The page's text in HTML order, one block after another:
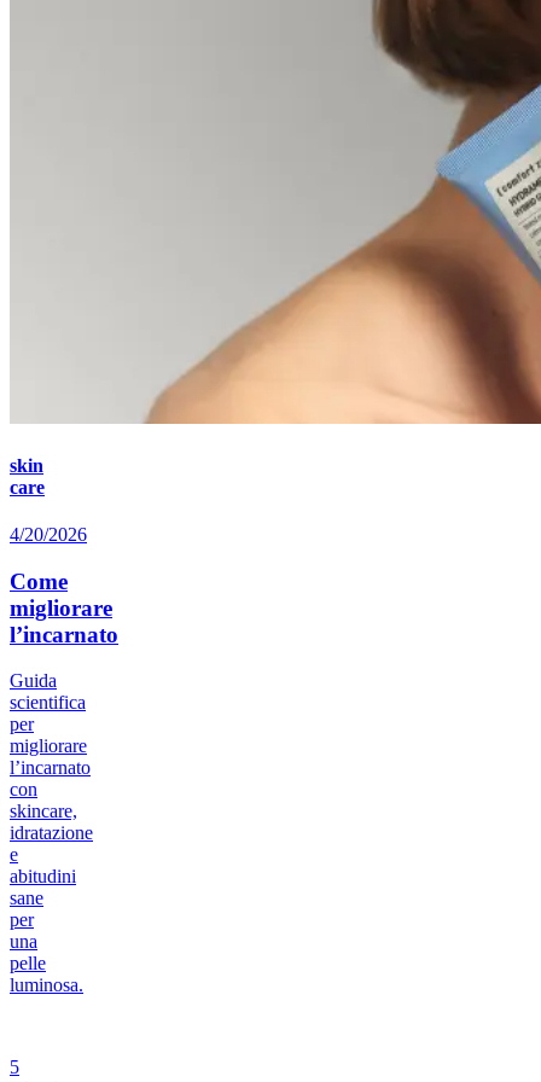
skin
care
4/20/2026
Come
migliorare
l’incarnato
Guida
scientifica
per
migliorare
l’incarnato
con
skincare,
idratazione
e
abitudini
sane
per
una
pelle
luminosa.
5